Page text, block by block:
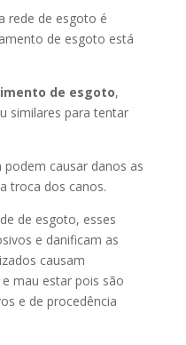
rede de esgoto é
de esgoto está
de esgoto,
similares para tentar
causar danos as
troca dos canos.
de esgoto, esses
e danificam as
causam
mau estar pois são
e de procedência